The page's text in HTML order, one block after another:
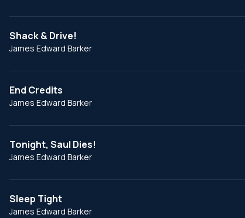
Shack & Drive!
James Edward Barker
End Credits
James Edward Barker
Tonight, Saul Dies!
James Edward Barker
Sleep Tight
James Edward Barker